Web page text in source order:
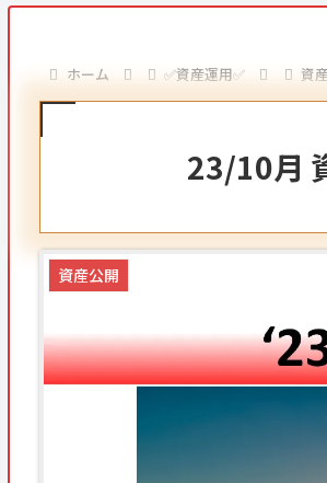
ホーム ✅資産運用✅ 資
23/10月
資産公開